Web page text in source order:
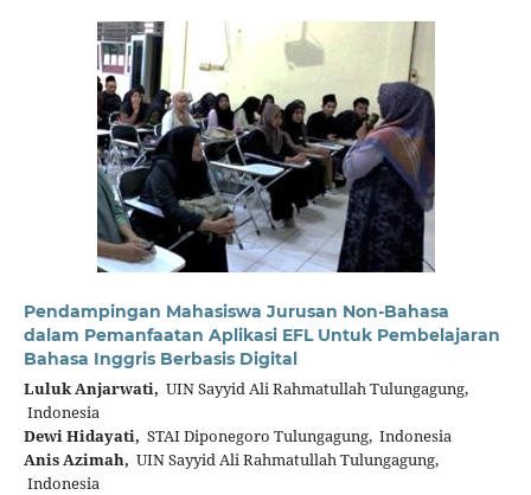
Pendampingan Mahasiswa Jurusan Non-Bahasa
dalam Pemanfaatan Aplikasi EFL Untuk Pembelajaran
Bahasa Inggris Berbasis Digital
Luluk Anjarwati, UIN Sayyid Ali Rahmatullah Tulungagung,
Indonesia
Dewi Hidayati, STAI Diponegoro Tulungagung, Indonesia
Anis Azimah, UIN Sayyid Ali Rahmatullah Tulungagung,
Indonesia